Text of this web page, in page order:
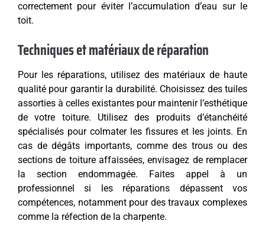
correctement pour éviter l’accumulation d’eau sur le
toit.
Techniques et matériaux de réparation
Pour les réparations, utilisez des matériaux de haute
qualité pour garantir la durabilité. Choisissez des tuiles
assorties à celles existantes pour maintenir l’esthétique
de votre toiture. Utilisez des produits d’étanchéité
spécialisés pour colmater les fissures et les joints. En
cas de dégâts importants, comme des trous ou des
sections de toiture affaissées, envisagez de remplacer
la section endommagée. Faites appel à un
professionnel si les réparations dépassent vos
compétences, notamment pour des travaux complexes
comme la réfection de la charpente.